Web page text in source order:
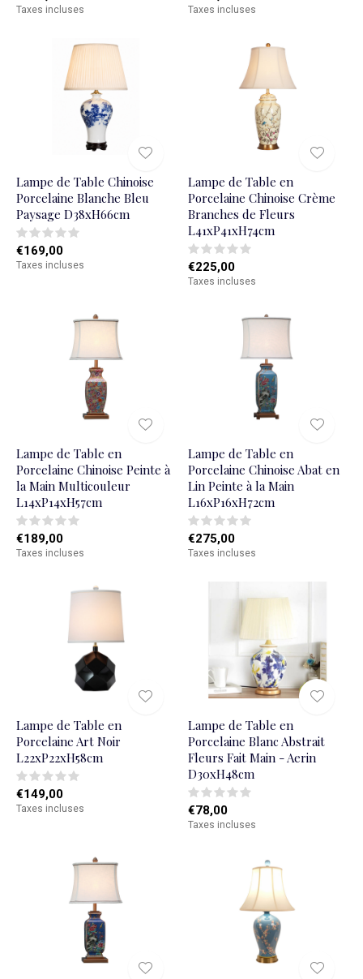
Taxes incluses Taxes incluses
Lampe de Table Chinoise
Porcelaine Blanche Bleu
Paysage D38xH66cm
€169,00
Taxes incluses
Lampe de Table en
Porcelaine Chinoise Crème
Branches de Fleurs
L41xP41xH74cm
€225,00
Taxes incluses
Lampe de Table en
Porcelaine Chinoise Peinte à
la Main Multicouleur
L14xP14xH57cm
€189,00
Taxes incluses
Lampe de Table en
Porcelaine Chinoise Abat en
Lin Peinte à la Main
L16xP16xH72cm
€275,00
Taxes incluses
Lampe de Table en
Porcelaine Art Noir
L22xP22xH58cm
€149,00
Taxes incluses
Lampe de Table en
Porcelaine Blanc Abstrait
Fleurs Fait Main - Aerin
D30xH48cm
€78,00
Taxes incluses